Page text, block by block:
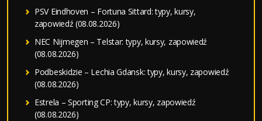
PSV Eindhoven – Fortuna Sittard: typy, kursy,
zapowiedź (08.08.2026)
NEC Nijmegen – Telstar: typy, kursy, zapowiedź
(08.08.2026)
Podbeskidzie – Lechia Gdansk: typy, kursy, zapowiedź
(08.08.2026)
Estrela – Sporting CP: typy, kursy, zapowiedź
(08.08.2026)